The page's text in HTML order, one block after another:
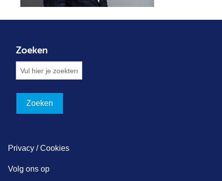
Zoeken
Privacy / Cookies
Volg ons op